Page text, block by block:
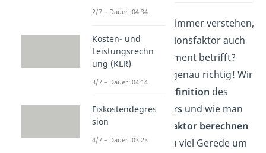
Du wolltest schon immer verstehen,
wieso der Kalkulationsfaktor auch
dich als Endkonsument betrifft?
Dann bist du hier genau richtig! Wir
Definition des
Kalkulationsfaktors und wie man
den Kalkulationsfaktor berechnen
kann. Das ist dir zu viel Gerede um
2/7 – Dauer: 04:34
Kosten- und
Leistungsrechn
ung (KLR)
3/7 – Dauer: 04:14
Fixkostendegres
sion
4/7 – Dauer: 03:23